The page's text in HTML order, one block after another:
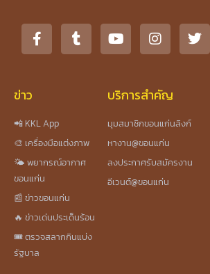
ข่าว
📲 KKL App
🎨 เครื่องมือแต่งภาพ
🌤️ พยากรณ์อากาศ
ขอนแก่น
📰 ข่าวขอนแก่น
🔥 ข่าวเด่นประเด็นร้อน
🎟️ ตรวจสลากกินแบ่ง
รัฐบาล
บริการสำคัญ
มุมสมาชิกขอนแก่นลิงก์
หางาน@ขอนแก่น
ลงประกาศรับสมัครงาน
อีเวนต์@ขอนแก่น